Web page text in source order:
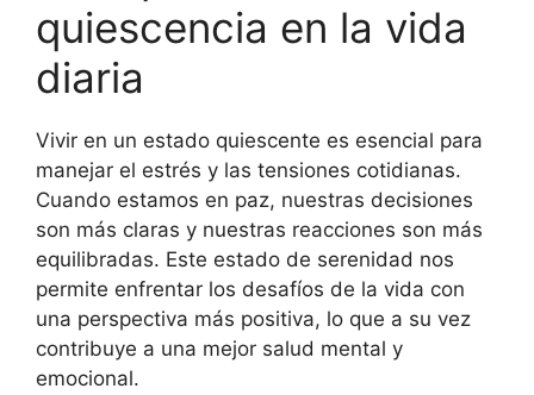
quiescencia en la vida
diaria
Vivir en un estado quiescente es esencial para
manejar el estrés y las tensiones cotidianas.
Cuando estamos en paz, nuestras decisiones
son más claras y nuestras reacciones son más
equilibradas. Este estado de serenidad nos
permite enfrentar los desafíos de la vida con
una perspectiva más positiva, lo que a su vez
contribuye a una mejor salud mental y
emocional.